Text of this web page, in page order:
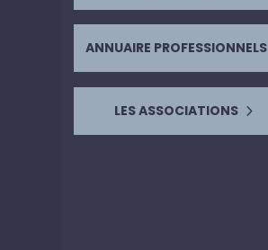
ANNUAIRE PROFESSIONNELS
LES ASSOCIATIONS